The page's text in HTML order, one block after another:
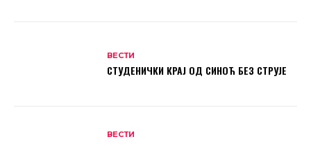
ВЕСТИ
СТУДЕНИЧКИ КРАЈ ОД СИНОЋ БЕЗ СТРУЈЕ
ВЕСТИ